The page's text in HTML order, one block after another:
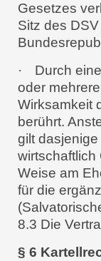
Gesetzes
Sitz des
·
Durch
oder
Wirksamkeit
berührt.
gilt
wirtschaftlich
Weise am
für die
8.3 Die
§ 6